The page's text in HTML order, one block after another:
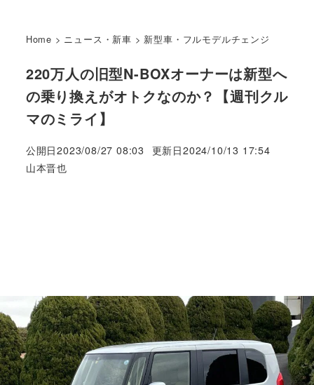
Home > ニュース・新車 > 新型車・フルモデルチェンジ
220万人の旧型N-BOXオーナーは新型へ
の乗り換えがオトクなのか？【週刊クル
マのミライ】
公開日2023/08/27 08:03 更新日2024/10/13 17:54
著
山本晋也